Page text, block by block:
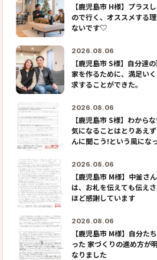
【鹿児島市 H様】プラス
ので行く、オススメする
ないです♡
2026.08.06
【鹿児島市 S様】自分達
家を作るために、満足い
求することができた。
2026.08.06
【鹿児島市 S様】わから
気になることはとりあえ
んに聞こう!という風になっ
2026.08.06
【鹿児島市 M様】中釜さ
は、お札を伝えても伝え
ほど感謝しています
2026.08.06
【鹿児島市 M様】自分た
った 家づくりの進め方が
なりました